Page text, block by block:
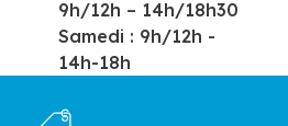
9h/12h – 14h/18h30
Samedi : 9h/12h -
14h-18h
é